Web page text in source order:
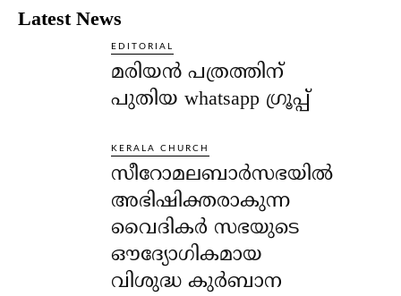
Latest News
EDITORIAL
മരിയൻ പത്രത്തിന്
പുതിയ whatsapp ഗ്രൂപ്പ്
KERALA CHURCH
സീറോമലബാർസഭയിൽ
അഭിഷിക്തരാകുന്ന
വൈദികർ സഭയുടെ
ഔദ്യോഗികമായ
വിശുദ്ധ കുർബാന